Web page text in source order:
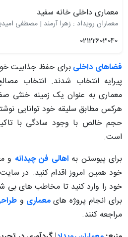
معماری داخلی خانه سفید
معماران رویداد : زهرا آرمند | مصطفی
02122603040
فضاهای داخلیبرای حفظ جذابیت
پیرایه انتخاب شدند. انتخاب
معماری به عنوان یک زمینه خنثی
هرکس مطابق سلیقه خود توانایی
حجم خالص با وجود سادگی با
است.
برای پیوستن به اهالی فن چیدانه و
خود همین امروز اقدام کنید. در
خود را وارد کنید تا مخاطب های بی
برای انجام پروژه هایمعماری و
مراجعه کنند.